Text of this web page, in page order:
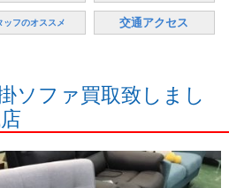
ッフのオススメ 交通アクセス
ソファ買取致しまし